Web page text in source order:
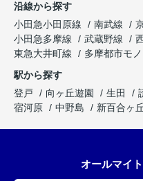
沿線から探す
小田急小田原線
南武線
小田急多摩線
武蔵野線
東急大井町線
多摩都市モ
駅から探す
登戸
向ヶ丘遊園 生田
宿河原
中野島 新百合ヶ
オールマイ